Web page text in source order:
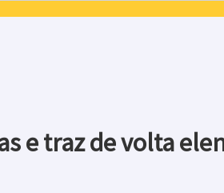
e traz de volta